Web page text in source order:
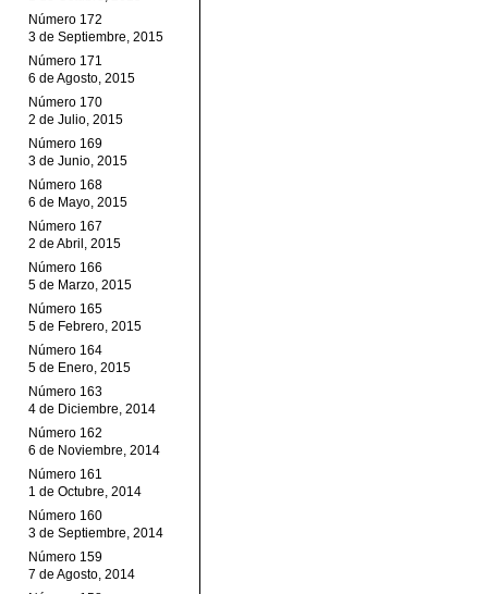
Número 172
3 de Septiembre, 2015
Número 171
6 de Agosto, 2015
Número 170
2 de Julio, 2015
Número 169
3 de Junio, 2015
Número 168
6 de Mayo, 2015
Número 167
2 de Abril, 2015
Número 166
5 de Marzo, 2015
Número 165
5 de Febrero, 2015
Número 164
5 de Enero, 2015
Número 163
4 de Diciembre, 2014
Número 162
6 de Noviembre, 2014
Número 161
1 de Octubre, 2014
Número 160
3 de Septiembre, 2014
Número 159
7 de Agosto, 2014